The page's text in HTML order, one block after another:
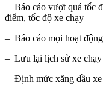
– Báo cáo vượt quá tốc
điểm, tốc độ xe chạy
– Báo cáo mọi hoạt
– Lưu lại lịch sử xe chạy
– Định mức xăng dầu xe